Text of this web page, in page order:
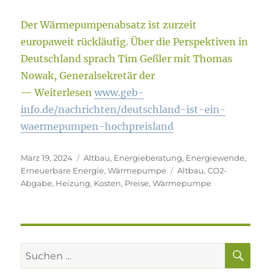
Der Wärmepumpenabsatz ist zurzeit
europaweit rückläufig. Über die Perspektiven in
Deutschland sprach Tim Geßler mit Thomas
Nowak, Generalsekretär der
— Weiterlesenwww.geb-
info.de/nachrichten/deutschland-ist-ein-
waermepumpen-hochpreisland
Veröffentlicht
am
März 19, 2024 Kategorien
Altbau, Energieberatung, Energiewende,
Erneuerbare Energie,Wärmepumpe Schlagwörter
Altbau,CO2-
Abgabe, Heizung, Kosten, Preise,Wärmepumpe
Suchen
nach: